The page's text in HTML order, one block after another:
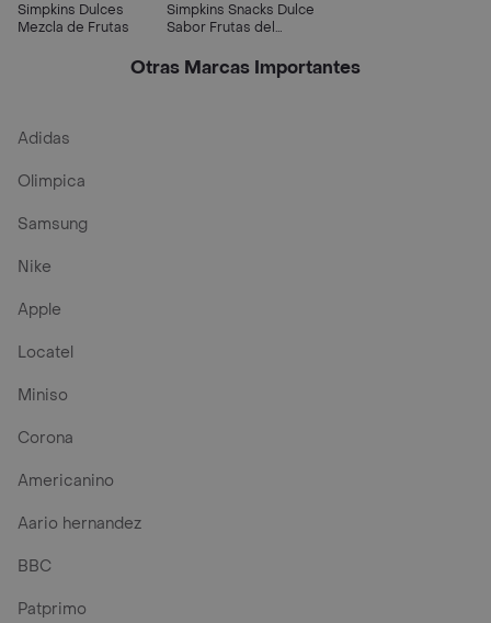
Simpkins Dulces
Mezcla de Frutas
Simpkins Snacks Dulce
Sabor Frutas del
Otras Marcas Importantes
Adidas
Olimpica
Samsung
Nike
Apple
Locatel
Miniso
Corona
Americanino
Aario hernandez
BBC
Patprimo